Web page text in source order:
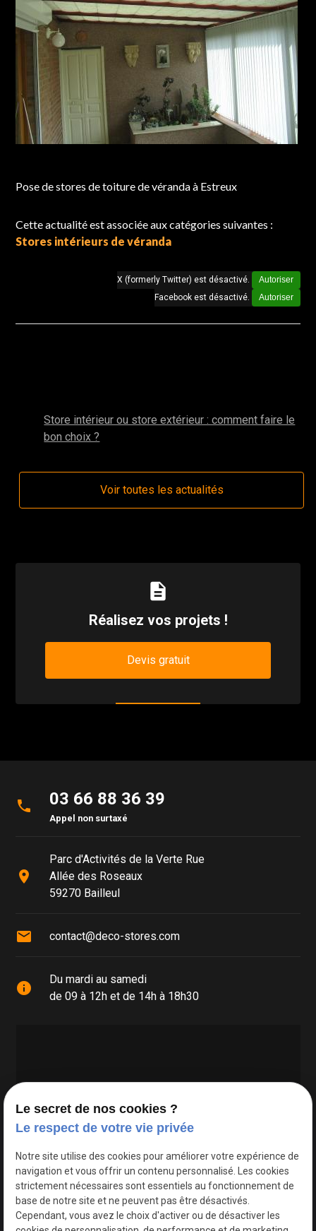
Pose de stores de toiture de véranda à Estreux
Cette actualité est associée aux catégories suivantes :
Stores intérieurs de véranda
X (formerly Twitter) est désactivé.
Autoriser
Facebook est désactivé.
Autoriser
Store intérieur ou store extérieur : comment faire le
bon choix ?
Voir toutes les actualités
description
Réalisez vos projets !
Devis gratuit
phone 03 66 88 36 39
Appel non surtaxé
place
Parc d'Activités de la Verte Rue
Allée des Roseaux
59270 Bailleul
mail contact@deco-stores.com
info
Du mardi au samedi
de 09 à 12h et de 14h à 18h30
Google Maps Search API est désactivé.
Le secret de nos cookies ?
Le respect de votre vie privée
Notre site utilise des cookies pour améliorer votre expérience de
navigation et vous offrir un contenu personnalisé. Les cookies
strictement nécessaires sont essentiels au fonctionnement de
base de notre site et ne peuvent pas être désactivés.
Cependant, vous avez le choix d'activer ou de désactiver les